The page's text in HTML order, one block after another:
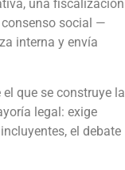
una fiscalización
social —
interna y envía
que se construye la
legal: exige
el debate